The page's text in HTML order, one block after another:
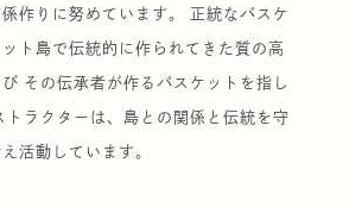
作りに努めています。 正統なバスケ
ト島で伝統的に作られてきた質の高
その伝承者が作るバスケットを指し
トラクターは、島との関係と伝統を守
活動しています。